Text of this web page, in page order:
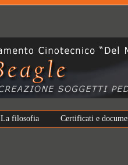
La filosofia Certificati e